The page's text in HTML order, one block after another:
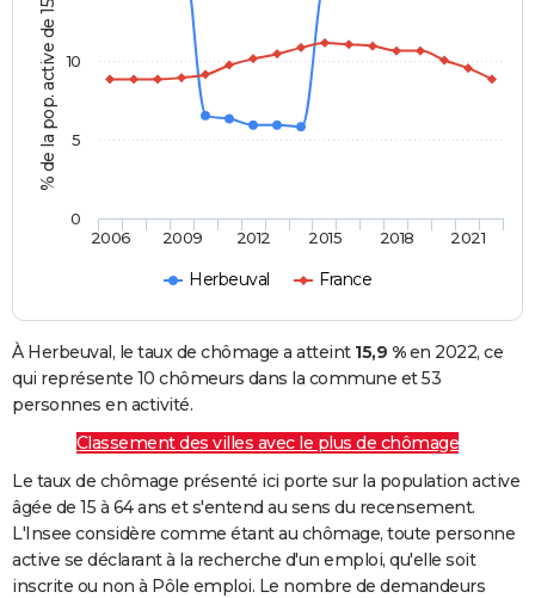
% de la pop. active de 15 - 64 ans
Herbeuval France
2006 2009 2012 2015 2018 2021
0
5
10
À Herbeuval, le taux de chômage a atteint 15,9 %en 2022, ce
qui représente 10 chômeurs dans la commune et 53
personnes en activité.
Classement des villes avec le plus de chômage
Le taux de chômage présenté ici porte sur la population active
âgée de 15 à 64 ans et s'entend au sens du recensement.
L'Insee considère comme étant au chômage, toute personne
active se déclarant à la recherche d'un emploi, qu'elle soit
inscrite ou non à Pôle emploi. Le nombre de demandeurs